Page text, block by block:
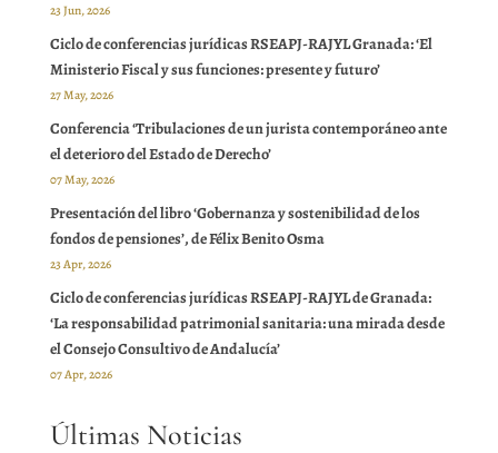
23 Jun, 2026
Ciclo de conferencias jurídicas RSEAPJ-RAJYL Granada: ‘El
Ministerio Fiscal y sus funciones: presente y futuro’
27 May, 2026
Conferencia ‘Tribulaciones de un jurista contemporáneo ante
el deterioro del Estado de Derecho’
07 May, 2026
Presentación del libro ‘Gobernanza y sostenibilidad de los
fondos de pensiones’, de Félix Benito Osma
23 Apr, 2026
Ciclo de conferencias jurídicas RSEAPJ-RAJYL de Granada:
‘La responsabilidad patrimonial sanitaria: una mirada desde
el Consejo Consultivo de Andalucía’
07 Apr, 2026
Últimas Noticias